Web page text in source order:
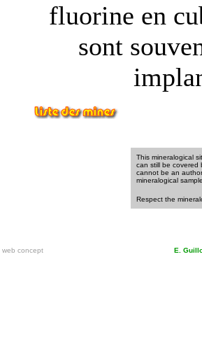
fluorine en
sont
This mineralogical
can still be covered
cannot be an
mineralogical
Respect the
web concept E.